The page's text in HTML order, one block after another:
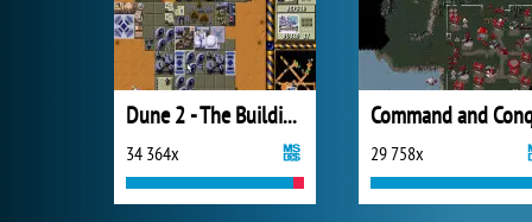
Dune 2 - The Building of a Dynasty
34 364x 29 758x